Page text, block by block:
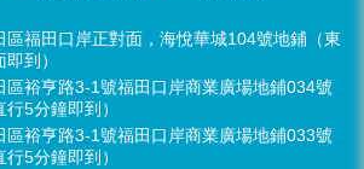
區福田口岸正對面，海悅華城104號地鋪（東
到）
區裕亨路3-1號福田口岸商業廣場地鋪034號
行5分鐘即到）
區裕亨路3-1號福田口岸商業廣場地鋪033號
行5分鐘即到）